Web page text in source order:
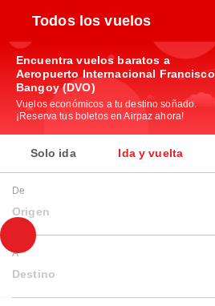
Todos los vuelos
Encuentra vuelos baratos a
Aeropuerto Internacional Francisco
Bangoy (DVO)
Vuelos económicos a tu destino soñado.
¡Reserva tus boletos en Airpaz ahora!
Solo ida Ida y vuelta
De
Origen
A
Destino